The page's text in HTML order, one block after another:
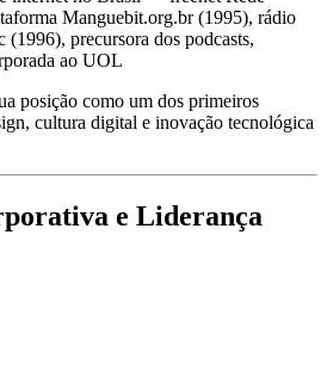
Manguebit.org.br (1995), rádio
precursora dos podcasts,
ao UOL
posição como um dos primeiros
cultura digital e inovação tecnológica
e Liderança